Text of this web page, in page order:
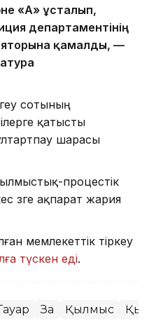
«А» ұсталып,
департаментінің
қамалды, —
сотының
қатысты
шарасы
процестік
өзге ақпарат жария
мемлекеттік тіркеу
түскен еді.
Заң Қылмыс